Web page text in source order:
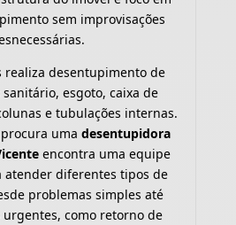
sem improvisações
realiza desentupimento de
sanitário, esgoto, caixa de
e tubulações internas.
uma desentupidora
encontra uma equipe
atender diferentes tipos de
problemas simples até
urgentes, como retorno de